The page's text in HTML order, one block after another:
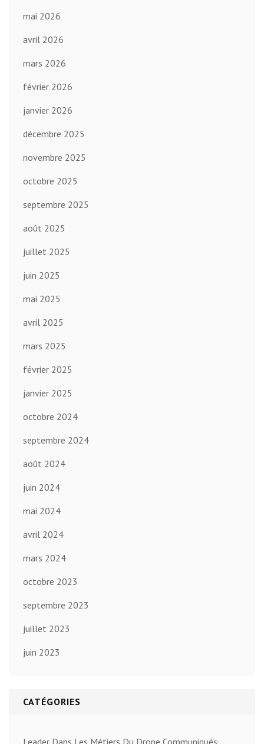
mai 2026
avril 2026
mars 2026
février 2026
janvier 2026
décembre 2025
novembre 2025
octobre 2025
septembre 2025
août 2025
juillet 2025
juin 2025
mai 2025
avril 2025
mars 2025
février 2025
janvier 2025
octobre 2024
septembre 2024
août 2024
juin 2024
mai 2024
avril 2024
mars 2024
octobre 2023
septembre 2023
juillet 2023
juin 2023
CATÉGORIES